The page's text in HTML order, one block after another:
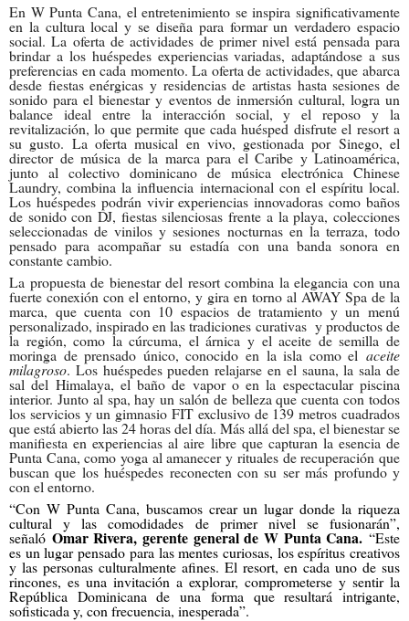
En W Punta Cana, el entretenimiento se inspira significativamente
en la cultura local y se diseña para formar un verdadero espacio
social. La oferta de actividades de primer nivel está pensada para
brindar a los huéspedes experiencias variadas, adaptándose a sus
preferencias en cada momento. La oferta de actividades, que abarca
desde fiestas enérgicas y residencias de artistas hasta sesiones de
sonido para el bienestar y eventos de inmersión cultural, logra un
balance ideal entre la interacción social, y el reposo y la
revitalización, lo que permite que cada huésped disfrute el resort a
su gusto. La oferta musical en vivo, gestionada por Sinego, el
director de música de la marca para el Caribe y Latinoamérica,
junto al colectivo dominicano de música electrónica Chinese
Laundry, combina la influencia internacional con el espíritu local.
Los huéspedes podrán vivir experiencias innovadoras como baños
de sonido con DJ, fiestas silenciosas frente a la playa, colecciones
seleccionadas de vinilos y sesiones nocturnas en la terraza, todo
pensado para acompañar su estadía con una banda sonora en
constante cambio.
La propuesta de bienestar del resort combina la elegancia con una
fuerte conexión con el entorno, y gira en torno al AWAY Spa de la
marca, que cuenta con 10 espacios de tratamiento y un menú
personalizado, inspirado en las tradiciones curativas y productos de
la región, como la cúrcuma, el árnica y el aceite de semilla de
moringa de prensado único, conocido en la isla como el aceite
milagroso. Los huéspedes pueden relajarse en el sauna, la sala de
sal del Himalaya, el baño de vapor o en la espectacular piscina
interior. Junto al spa, hay un salón de belleza que cuenta con todos
los servicios y un gimnasio FIT exclusivo de 139 metros cuadrados
que está abierto las 24 horas del día. Más allá del spa, el bienestar se
manifiesta en experiencias al aire libre que capturan la esencia de
Punta Cana, como yoga al amanecer y rituales de recuperación que
buscan que los huéspedes reconecten con su ser más profundo y
con el entorno.
“Con W Punta Cana, buscamos crear un lugar donde la riqueza
cultural y las comodidades de primer nivel se fusionarán”,
señaló Omar Rivera, gerente general de W Punta Cana. “Este
es un lugar pensado para las mentes curiosas, los espíritus creativos
y las personas culturalmente afines. El resort, en cada uno de sus
rincones, es una invitación a explorar, comprometerse y sentir la
República Dominicana de una forma que resultará intrigante,
sofisticada y, con frecuencia, inesperada”.